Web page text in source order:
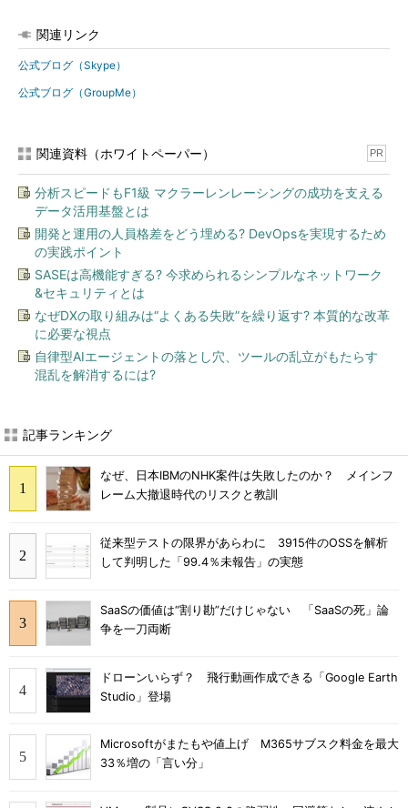
関連リンク
公式ブログ（Skype）
公式ブログ（GroupMe）
関連資料（ホワイトペーパー） PR
分析スピードもF1級 マクラーレンレーシングの成功を支える
データ活用基盤とは
開発と運用の人員格差をどう埋める? DevOpsを実現するため
の実践ポイント
SASEは高機能すぎる? 今求められるシンプルなネットワーク
&セキュリティとは
なぜDXの取り組みは“よくある失敗”を繰り返す? 本質的な改革
に必要な視点
自律型AIエージェントの落とし穴、ツールの乱立がもたらす
混乱を解消するには?
記事ランキング
なぜ、日本IBMのNHK案件は失敗したのか？ メインフ
レーム大撤退時代のリスクと教訓
従来型テストの限界があらわに 3915件のOSSを解析
して判明した「99.4％未報告」の実態
SaaSの価値は“割り勘”だけじゃない 「SaaSの死」論
争を一刀両断
ドローンいらず？ 飛行動画作成できる「Google Earth
Studio」登場
Microsoftがまたもや値上げ M365サブスク料金を最大
33％増の「言い分」